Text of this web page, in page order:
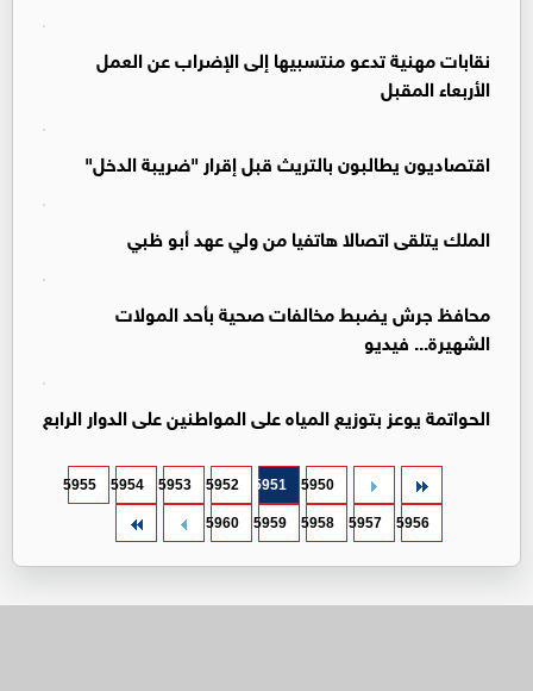
نقابات مهنية تدعو منتسبيها إلى الإضراب عن العمل
الأربعاء المقبل
اقتصاديون يطالبون بالتريث قبل إقرار "ضريبة الدخل"
الملك يتلقى اتصالا هاتفيا من ولي عهد أبو ظبي
محافظ جرش يضبط مخالفات صحية بأحد المولات
الشهيرة... فيديو
الحواتمة يوعز بتوزيع المياه على المواطنين على الدوار الرابع
5950
5951
5952
5953
5954
5955
5956
5957
5958
5959
5960